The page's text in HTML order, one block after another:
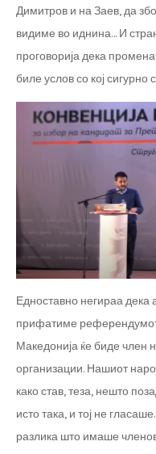
Димитров и на Заев, да
видиме во иднина… И
проговорија дека
биле услов со кој
Едноставно негираа дека
прифатиме референдумот
Македонија ќе биде член
организации. Нашиот
како став, теза, нешто
исто така, и тој не
разлика што имаше